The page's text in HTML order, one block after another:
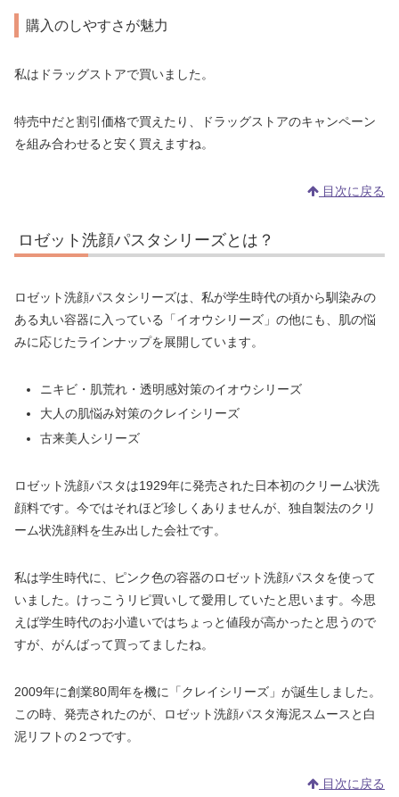
購入のしやすさが魅力
私はドラッグストアで買いました。
特売中だと割引価格で買えたり、ドラッグストアのキャンペーン
を組み合わせると安く買えますね。
目次に戻る
ロゼット洗顔パスタシリーズとは？
ロゼット洗顔パスタシリーズは、私が学生時代の頃から馴染みの
ある丸い容器に入っている「イオウシリーズ」の他にも、肌の悩
みに応じたラインナップを展開しています。
ニキビ・肌荒れ・透明感対策のイオウシリーズ
大人の肌悩み対策のクレイシリーズ
古来美人シリーズ
ロゼット洗顔パスタは1929年に発売された⽇本初のクリーム状洗
顔料です。今ではそれほど珍しくありませんが、独⾃製法のクリ
ーム状洗顔料を生み出した会社です。
私は学生時代に、ピンク色の容器のロゼット洗顔パスタを使って
いました。けっこうリピ買いして愛用していたと思います。今思
えば学生時代のお小遣いではちょっと値段が高かったと思うので
すが、がんばって買ってましたね。
2009年に創業80周年を機に「クレイシリーズ」が誕生しました。
この時、発売されたのが、ロゼット洗顔パスタ海泥スムースと白
泥リフトの２つです。
目次に戻る